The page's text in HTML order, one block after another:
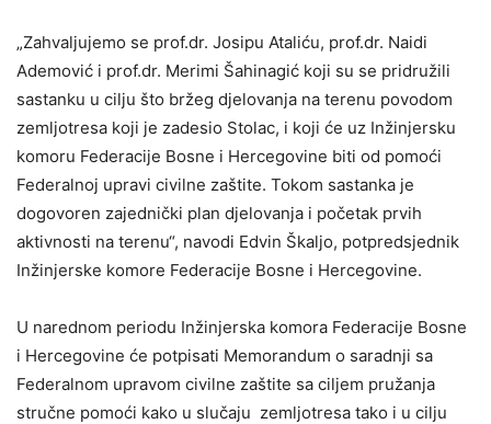
„Zahvaljujemo se prof.dr. Josipu Ataliću, prof.dr. Naidi
Ademović i prof.dr. Merimi Šahinagić koji su se pridružili
sastanku u cilju što bržeg djelovanja na terenu povodom
zemljotresa koji je zadesio Stolac, i koji će uz Inžinjersku
komoru Federacije Bosne i Hercegovine biti od pomoći
Federalnoj upravi civilne zaštite. Tokom sastanka je
dogovoren zajednički plan djelovanja i početak prvih
aktivnosti na terenu“, navodi Edvin Škaljo, potpredsjednik
Inžinjerske komore Federacije Bosne i Hercegovine.
U narednom periodu Inžinjerska komora Federacije Bosne
i Hercegovine će potpisati Memorandum o saradnji sa
Federalnom upravom civilne zaštite sa ciljem pružanja
stručne pomoći kako u slučaju zemljotresa tako i u cilju